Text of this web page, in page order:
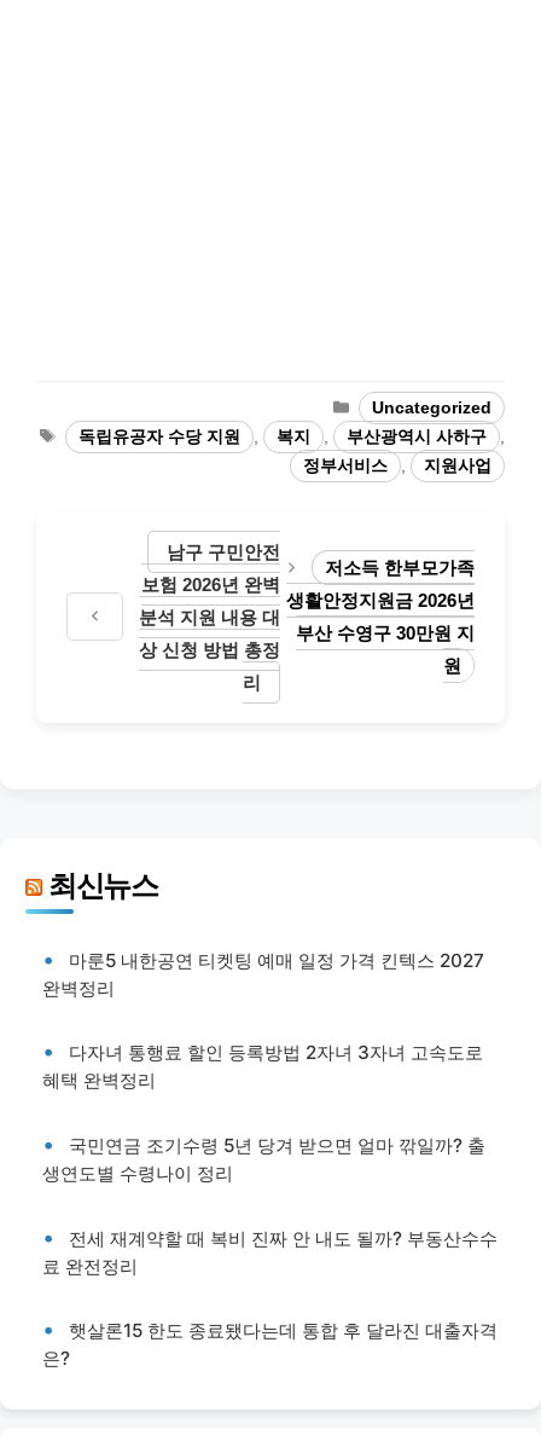
카
테
고
리
Uncategorized
태
그
독립유공자 수당 지원 복지 부산광역시 사하구
정부서비스
지원사업
남구 구민안전
보험 2026년 완벽
분석 지원 내용 대
상 신청 방법 총정
리
저소득 한부모가족
생활안정지원금 2026년
부산 수영구 30만원 지
원
최신뉴스
마룬5 내한공연 티켓팅 예매 일정 가격 킨텍스 2027
완벽정리
다자녀 통행료 할인 등록방법 2자녀 3자녀 고속도로
혜택 완벽정리
국민연금 조기수령 5년 당겨 받으면 얼마 깎일까? 출
생연도별 수령나이 정리
전세 재계약할 때 복비 진짜 안 내도 될까? 부동산수수
료 완전정리
햇살론15 한도 종료됐다는데 통합 후 달라진 대출자격
은?